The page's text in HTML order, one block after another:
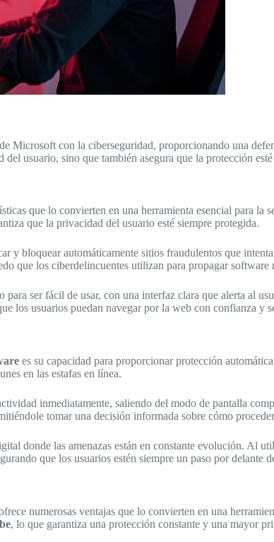
Microsoft con la ciberseguridad, proporcionando una
del usuario, sino que también asegura que la protección
que lo convierten en una herramienta esencial para la
que la privacidad del usuario esté siempre protegida.
y bloquear automáticamente sitios fraudulentos que
que los ciberdelincuentes utilizan para propagar software
para ser fácil de usar, con una interfaz clara que alerta al
los usuarios puedan navegar por la web con confianza y
es su capacidad para proporcionar protección
en las estafas en línea.
inmediatamente, saliendo del modo de pantalla
tomar una decisión informada sobre cómo
donde las amenazas están en constante evolución. Al
que los usuarios estén siempre un paso por delante
numerosas ventajas que lo convierten en una
, lo que garantiza una protección constante y una mayor